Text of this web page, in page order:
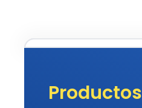
Productos